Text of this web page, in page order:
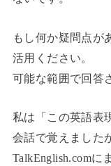
もし何か疑問点が
活用ください。
可能な範囲で回答
私は「この英語表
会話で覚えました
TalkEnglish.comに